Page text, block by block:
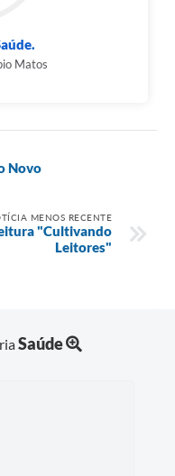
Matos
Novo
MENOS RECENTE
"Cultivando
Leitores"
Saúde